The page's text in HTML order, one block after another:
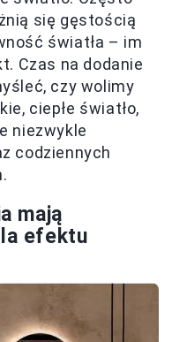
się gęstością
światła – im
Czas na dodanie
czy wolimy
ciepłe światło,
niezwykle
codziennych
mają
efektu